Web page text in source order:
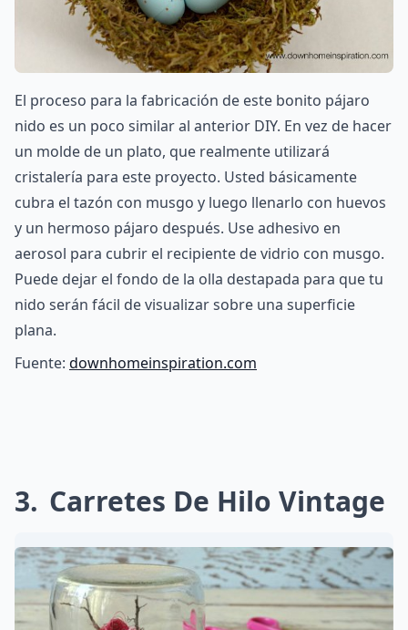
El proceso para la fabricación de este bonito pájaro
nido es un poco similar al anterior DIY. En vez de hacer
un molde de un plato, que realmente utilizará
cristalería para este proyecto. Usted básicamente
cubra el tazón con musgo y luego llenarlo con huevos
y un hermoso pájaro después. Use adhesivo en
aerosol para cubrir el recipiente de vidrio con musgo.
Puede dejar el fondo de la olla destapada para que tu
nido serán fácil de visualizar sobre una superficie
plana.
Fuente: downhomeinspiration.com
3 Carretes De Hilo Vintage